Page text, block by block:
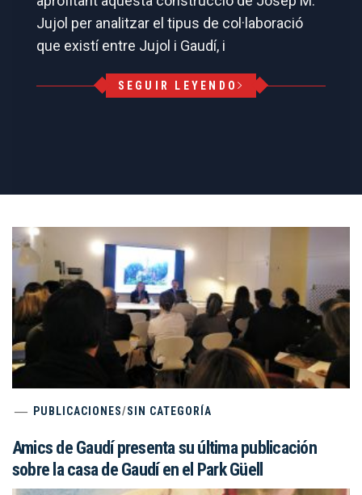
Jujol per analitzar el tipus de col·laboració
que existí entre Jujol i Gaudí, i
SEGUIR LEYENDO
PUBLICACIONES/SIN CATEGORÍA
Amics de Gaudí presenta su última publicación
sobre la casa de Gaudí en el Park Güell